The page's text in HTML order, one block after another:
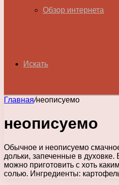
Обзор интернета
Искать
Главная/неописуемо
неописуемо
Обычное и неописуемо
дольки, запеченные в
можно приготовить с хоть
солью. Ингредиенты: